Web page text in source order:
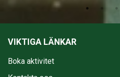
VIKTIGA LÄNKAR
Boka aktivitet